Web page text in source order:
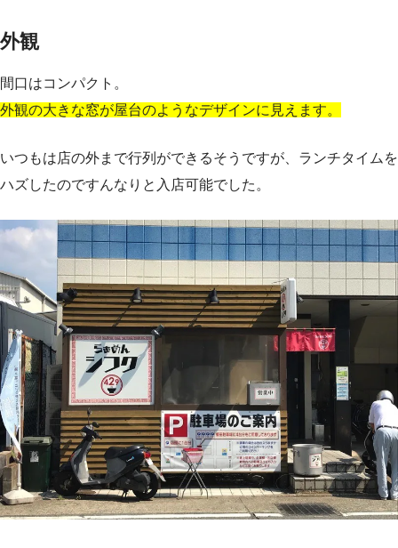
外観
間口はコンパクト。
外観の大きな窓が屋台のようなデザインに見えます。
いつもは店の外まで行列ができるそうですが、ランチタイムを
ハズしたのですんなりと入店可能でした。